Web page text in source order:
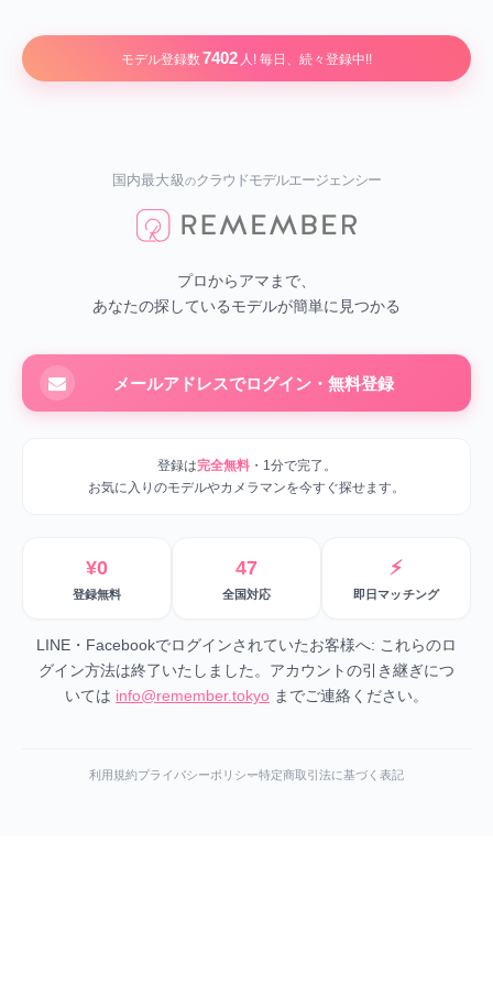
モデル登録数 7402 人! 毎日、続々登録中!!
国内最大級のクラウドモデルエージェンシー
プロからアマまで、
あなたの探しているモデルが簡単に見つかる
メールアドレスでログイン・無料登録
登録は完全無料・1分で完了。
お気に入りのモデルやカメラマンを今すぐ探せます。
¥0
登録無料
47
全国対応
⚡
即日マッチング
LINE・Facebookでログインされていたお客様へ: これらのロ
グイン方法は終了いたしました。アカウントの引き継ぎにつ
いては info@remember.tokyo までご連絡ください。
利用規約プライバシーポリシー特定商取引法に基づく表記